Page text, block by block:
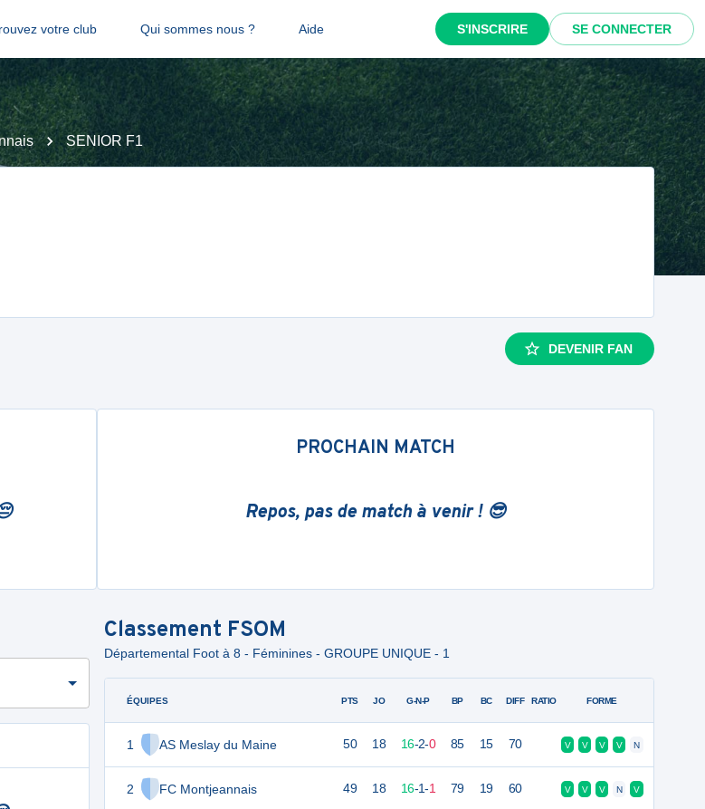
votre club Qui sommes nous ? Aide S'INSCRIRE SE CONNECTER
SENIOR F1
DEVENIR FAN
PROCHAIN MATCH
Repos, pas de match à venir ! 😎
Classement FSOM
Départemental Foot à 8 - Féminines - GROUPE UNIQUE - 1
ÉQUIPES
1 AS Meslay du Maine
2 FC Montjeannais
PTS JO G-N-P BP BC DIFF RATIO FORME
50 18 16-2-0 85 15 70 V V V V N
49 18 16-1-1 79 19 60 V V V N V